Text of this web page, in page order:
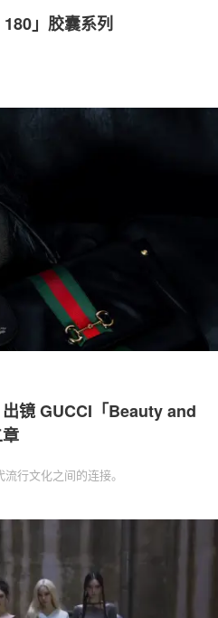
」‌胶囊系列
镜 GUCCI「Beauty and
行文化之间的连接。